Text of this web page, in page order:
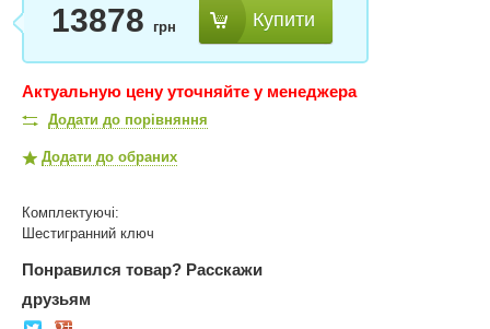
13878 грн Купити
Актуальную цену уточняйте у менеджера
Додати до порівняння
Додати до обраних
Комплектуючі:
Шестигранний ключ
Понравился товар? Расскажи
друзьям